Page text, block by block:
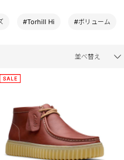
#Torhill Hi #ボリューム
並べ替え